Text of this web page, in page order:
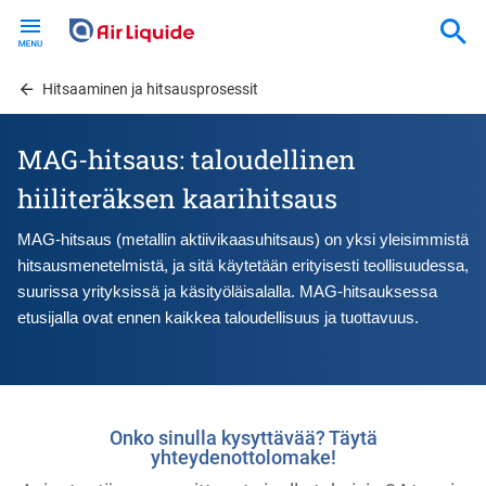
contentHitsaaminen ja hitsausprosessit
MAG-hitsaus: taloudellinen
hiiliteräksen kaarihitsaus
MAG-hitsaus (metallin aktiivikaasuhitsaus) on yksi yleisimmistä
hitsausmenetelmistä, ja sitä käytetään erityisesti teollisuudessa,
suurissa yrityksissä ja käsityöläisalalla. MAG-hitsauksessa
etusijalla ovat ennen kaikkea taloudellisuus ja tuottavuus.
Onko sinulla kysyttävää? Täytä
yhteydenottolomake!